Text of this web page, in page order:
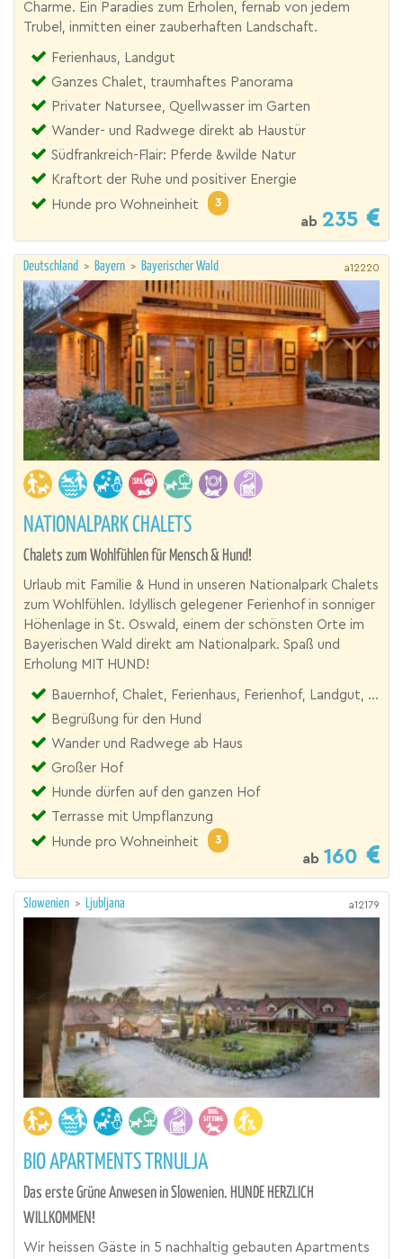
Charme. Ein Paradies zum Erholen, fernab von jedem
Trubel, inmitten einer zauberhaften Landschaft.
Ferienhaus, Landgut
Ganzes Chalet, traumhaftes Panorama
Privater Natursee, Quellwasser im Garten
Wander- und Radwege direkt ab Haustür
Südfrankreich-Flair: Pferde &wilde Natur
Kraftort der Ruhe und positiver Energie
Hunde pro Wohneinheit
3
ab 235
Deutschland > Bayern > Bayerischer Wald a12220
NATIONALPARK CHALETS
Chalets zum Wohlfühlen für Mensch & Hund!
Urlaub mit Familie & Hund in unseren Nationalpark Chalets
zum Wohlfühlen. Idyllisch gelegener Ferienhof in sonniger
Höhenlage in St. Oswald, einem der schönsten Orte im
Bayerischen Wald direkt am Nationalpark. Spaß und
Erholung MIT HUND!
Bauernhof, Chalet, Ferienhaus, Ferienhof, Landgut, Reiterhof, Urlaubsresort
Begrüßung für den Hund
Wander und Radwege ab Haus
Großer Hof
Hunde dürfen auf den ganzen Hof
Terrasse mit Umpflanzung
Hunde pro Wohneinheit
3
ab 160
Slowenien > Ljubljana a12179
BIO APARTMENTS TRNULJA
Das erste Grüne Anwesen in Slowenien. HUNDE HERZLICH
WILLKOMMEN!
Wir heissen Gäste in 5 nachhaltig gebauten Apartments